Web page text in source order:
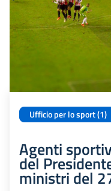
Ufficio per lo sport (1)
Agenti
del
ministri del